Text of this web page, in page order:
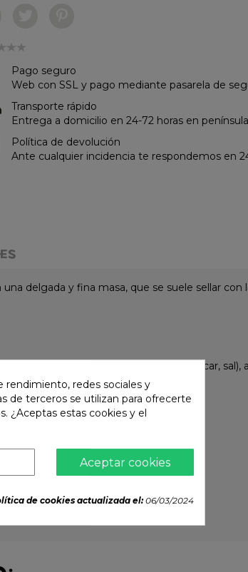
Pago seguro
Web con SSL y pago mediante pasarela de
Transporte rápido
Entrega a domicilio en 24-72 horas en península
Política de devolución
Ante cualquier incidencia te respondemos en
delgada y fina masa, que se suele sellar
de soja (habas de soja, trigo, agua, azúcar,
rendimiento, redes sociales y
de terceros se utilizan para ofrecerte
¿Aceptas estas cookies y el
Aceptar cookies
de cookies actualizada el:06/03/2024